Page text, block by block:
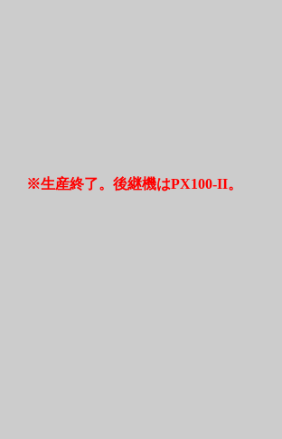
※生産終了。後継機はPX100-II。